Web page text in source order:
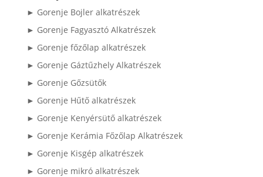
► Gorenje Bojler alkatrészek
► Gorenje Fagyasztó Alkatrészek
► Gorenje főzőlap alkatrészek
► Gorenje Gáztűzhely Alkatrészek
► Gorenje Gőzsütők
► Gorenje Hűtő alkatrészek
► Gorenje Kenyérsütő alkatrészek
► Gorenje Kerámia Főzőlap Alkatrészek
► Gorenje Kisgép alkatrészek
► Gorenje mikró alkatrészek